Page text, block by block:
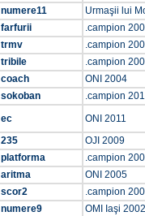
numere11
Urmaşii lui
farfurii
.campion
trmv
.campion
tribile
.campion
coach
ONI 2004
sokoban
.campion
ec
ONI 2011
235
OJI 2009
platforma
.campion
aritma
ONI 2005
scor2
.campion
numere9
OMI Iaşi 2002